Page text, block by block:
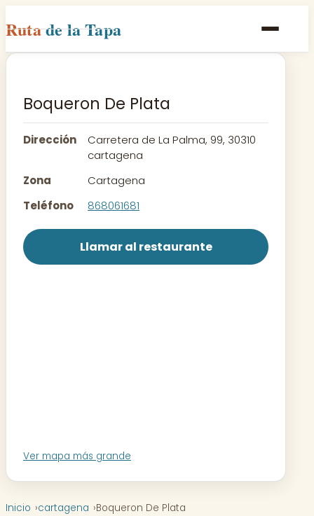
Rutade la Tapa
Inicio
Rutas
Contacto
Boqueron De Plata
Dirección
Carretera de La Palma, 99, 30310
cartagena
Zona
Cartagena
Teléfono
868061681
Llamar al restaurante
Ver mapa más grande
Inicio cartagena Boqueron De Plata